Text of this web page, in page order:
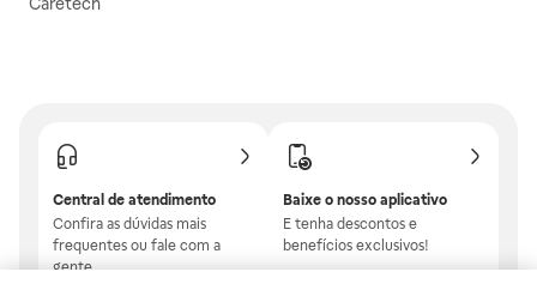
Central de atendimento
Confira as dúvidas mais
frequentes ou fale com a
gente.
Baixe o nosso aplicativo
E tenha descontos e
benefícios exclusivos!